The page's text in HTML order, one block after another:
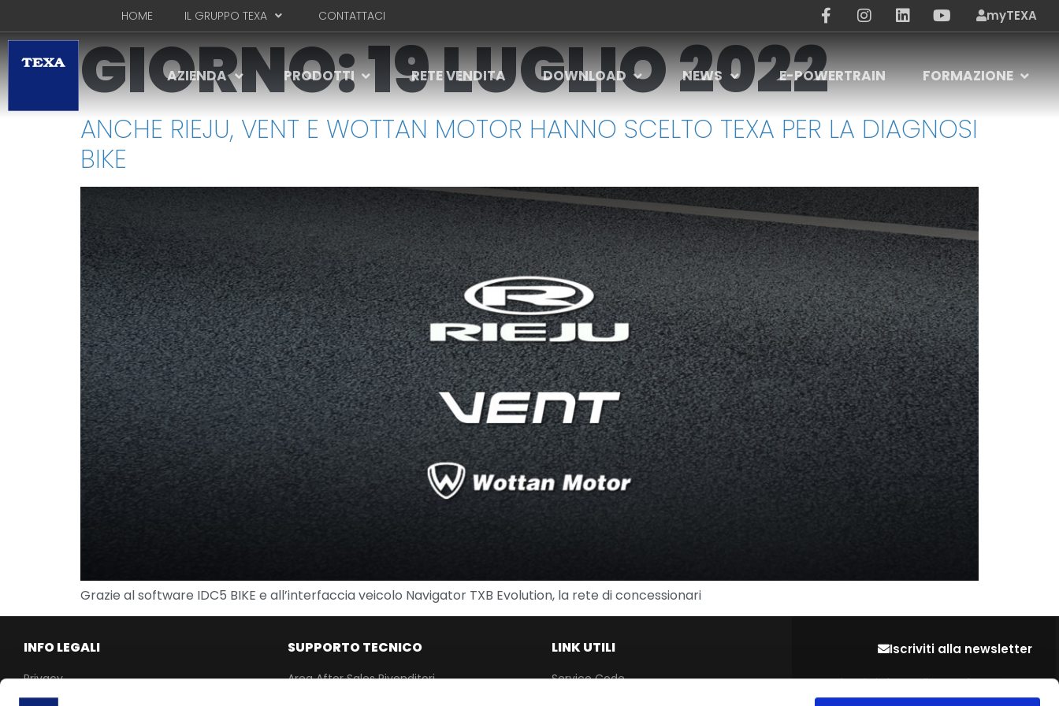
HOME IL GRUPPO TEXA CONTATTACI myTEXA
AZIENDA PRODOTTI RETE VENDITA DOWNLOAD NEWS E-POWERTRAIN FORMAZIONE
GIORNO:19 LUGLIO 2022
ANCHE RIEJU, VENT E WOTTAN MOTOR HANNO SCELTO TEXA PER LA DIAGNOSI
BIKE
Grazie al software IDC5 BIKE e all’interfaccia veicolo Navigator TXB Evolution, la rete di concessionari
INFO LEGALI
Privacy
SUPPORTO TECNICO
Area After Sales Rivenditori
LINK UTILI
Service Code
Iscriviti alla newsletter
Lascia la tua mail per restare sempre
aggiornato sulle ultime novità del settore